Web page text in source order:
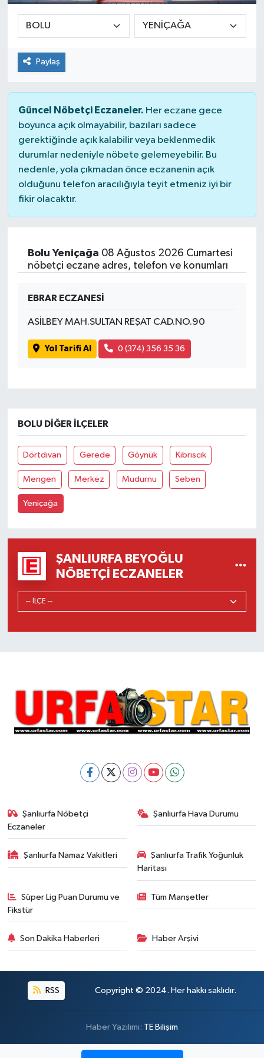
Paylaş
Güncel Nöbetçi Eczaneler. Her eczane gece
boyunca açık olmayabilir, bazıları sadece
gerektiğinde açık kalabilir veya beklenmedik
durumlar nedeniyle nöbete gelemeyebilir. Bu
nedenle, yola çıkmadan önce eczanenin açık
olduğunu telefon aracılığıyla teyit etmeniz iyi bir
fikir olacaktır.
Bolu Yeniçağa 08 Ağustos 2026 Cumartesi
nöbetçi eczane adres, telefon ve konumları
EBRAR ECZANESİ
ASİLBEY MAH.SULTAN REŞAT CAD.NO.90
Yol Tarifi Al 0 (374) 356 35 36
BOLU DIĞER İLÇELER
Dörtdivan Gerede Göynük Kıbrıscık
Mengen Merkez Mudurnu Seben
Yeniçağa
ŞANLIURFA BEYOĞLU
NÖBETÇI ECZANELER
Şanlıurfa Nöbetçi
Eczaneler
Şanlıurfa Hava Durumu
Şanlıurfa Namaz Vakitleri
Şanlıurfa Trafik Yoğunluk
Haritası
Süper Lig Puan Durumu ve
Fikstür
Tüm Manşetler
Son Dakika Haberleri Haber Arşivi
RSS Copyright © 2024. Her hakkı saklıdır.
Haber Yazılımı: TE Bilişim